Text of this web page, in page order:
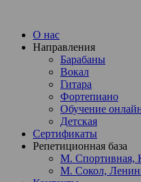
О нас
Направления
Барабаны
Вокал
Гитара
Фортепиано
Обучение
Детская
Сертификаты
Репетиционная база
М. Спортивная,
М. Сокол,